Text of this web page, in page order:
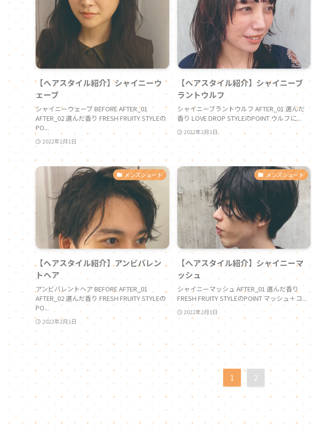
【へアスタイル紹介】シャイニーウ
ェーブ
シャイニーウェーブ BEFORE AFTER_01
AFTER_02 選んだ香り FRESH FRUITY STYLEの
PO...
2022年2月1日
【へアスタイル紹介】シャイニーブ
ラントウルフ
シャイニーブラントウルフ AFTER_01 選んだ
香り LOVE DROP STYLEのPOINT ウルフに...
2022年2月1日
メンズショート
【へアスタイル紹介】アンビバレン
トヘア
アンビバレントヘア BEFORE AFTER_01
AFTER_02 選んだ香り FRESH FRUITY STYLEの
PO...
2022年2月1日
メンズショート
【へアスタイル紹介】シャイニーマ
ッシュ
シャイニーマッシュ AFTER_01 選んだ香り
FRESH FRUITY STYLEのPOINT マッシュ＋コ...
2022年2月1日
1 2